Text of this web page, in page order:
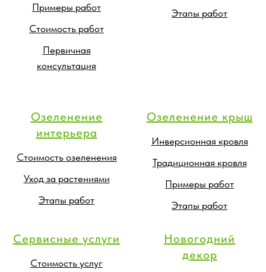
Примеры работ
Стоимость работ
Первичная
консультация
Этапы работ
Озеленение
интерьера
Стоимость озеленения
Уход за растениями
Этапы работ
Озеленение крыш
Инверсионная кровля
Традиционная кровля
Примеры работ
Этапы работ
Сервисные услуги
Стоимость услуг
Новогодний
декор